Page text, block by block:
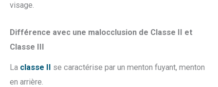
visage.
Différence avec une malocclusion de Classe II et
Classe III
La classe II se caractérise par un menton fuyant, menton
en arrière.